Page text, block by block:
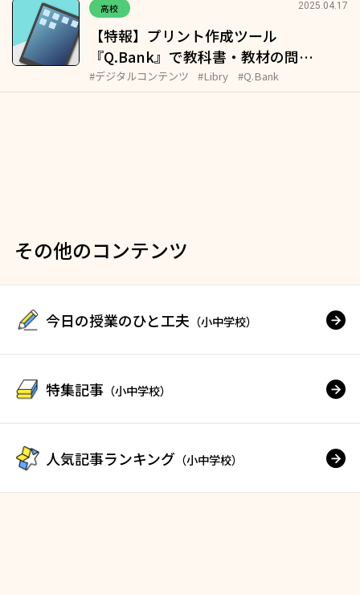
高校 2025.04.17
【特報】プリント作成ツール
『Q.Bank』で教科書・教材の問…
#デジタルコンテンツ #Libry #Q.Bank
その他のコンテンツ
今日の授業のひと工夫 （小中学校）
特集記事 （小中学校）
人気記事ランキング （小中学校）